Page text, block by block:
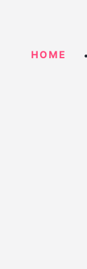
HOME